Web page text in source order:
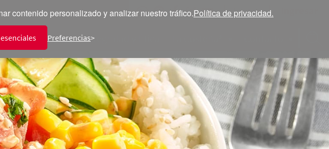
contenido personalizado y analizar nuestro tráfico.Política de privacidad.
Preferencias
ESP
Sala de Prensa Integridad y Ética